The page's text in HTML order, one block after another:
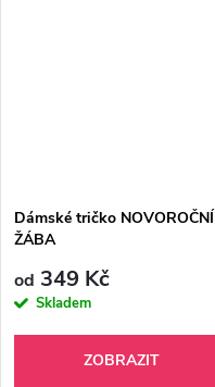
Dámské tričko NOVOROČNÍ
ŽÁBA
od 349 Kč
Skladem
ZOBRAZIT